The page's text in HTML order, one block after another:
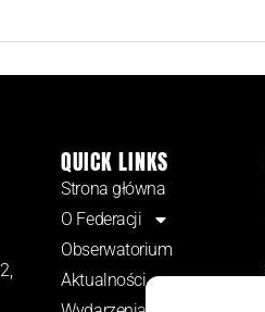
QUICK LINKS
Strona główna
O Federacji
Obserwatorium
Aktualności